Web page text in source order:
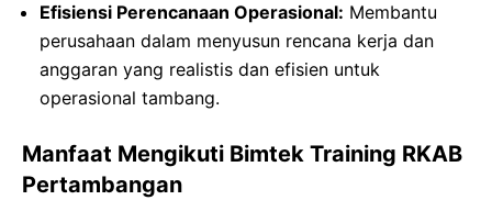
Efisiensi Perencanaan Operasional: Membantu
perusahaan dalam menyusun rencana kerja dan
anggaran yang realistis dan efisien untuk
operasional tambang.
Manfaat Mengikuti Bimtek Training RKAB
Pertambangan